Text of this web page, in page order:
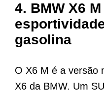
4. BMW X6
gasolina
O X6 M é a versão
X6 da BMW. Um